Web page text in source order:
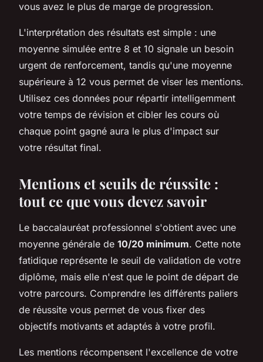
vous avez le plus de marge de progression.
L'interprétation des résultats est simple : une
moyenne simulée entre 8 et 10 signale un besoin
urgent de renforcement, tandis qu'une moyenne
supérieure à 12 vous permet de viser les mentions.
Utilisez ces données pour répartir intelligemment
votre temps de révision et cibler les cours où
chaque point gagné aura le plus d'impact sur
votre résultat final.
Mentions et seuils de réussite :
tout ce que vous devez savoir
Le baccalauréat professionnel s'obtient avec une
moyenne générale de 10/20 minimum. Cette note
fatidique représente le seuil de validation de votre
diplôme, mais elle n'est que le point de départ de
votre parcours. Comprendre les différents paliers
de réussite vous permet de vous fixer des
objectifs motivants et adaptés à votre profil.
Les mentions récompensent l'excellence de votre